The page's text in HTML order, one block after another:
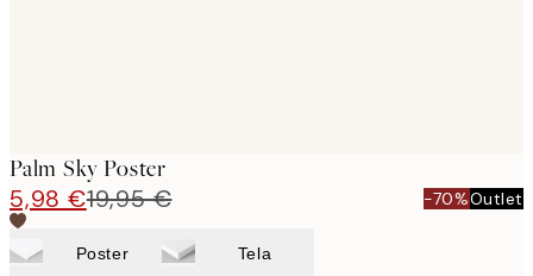
Palm Sky Poster
5,98 €19,95 € -70%Outlet
Poster Tela